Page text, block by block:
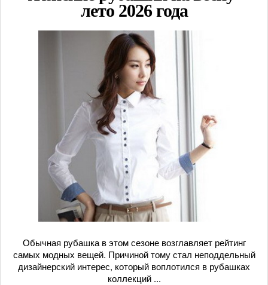
лето 2026 года
Обычная рубашка в этом сезоне возглавляет рейтинг
самых модных вещей. Причиной тому стал неподдельный
дизайнерский интерес, который воплотился в рубашках
коллекций ...